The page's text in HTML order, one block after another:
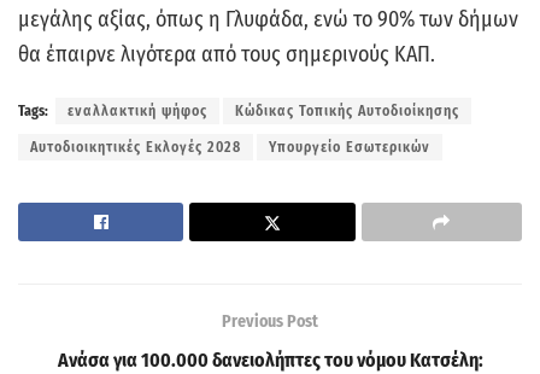
μεγάλης αξίας, όπως η Γλυφάδα, ενώ το 90% των δήμων
θα έπαιρνε λιγότερα από τους σημερινούς ΚΑΠ.
Tags: εναλλακτική ψήφος Κώδικας Τοπικής Αυτοδιοίκησης
Αυτοδιοικητικές Εκλογές 2028 Υπουργείο Εσωτερικών
Previous Post
Ανάσα για 100.000 δανειολήπτες του νόμου Κατσέλη: